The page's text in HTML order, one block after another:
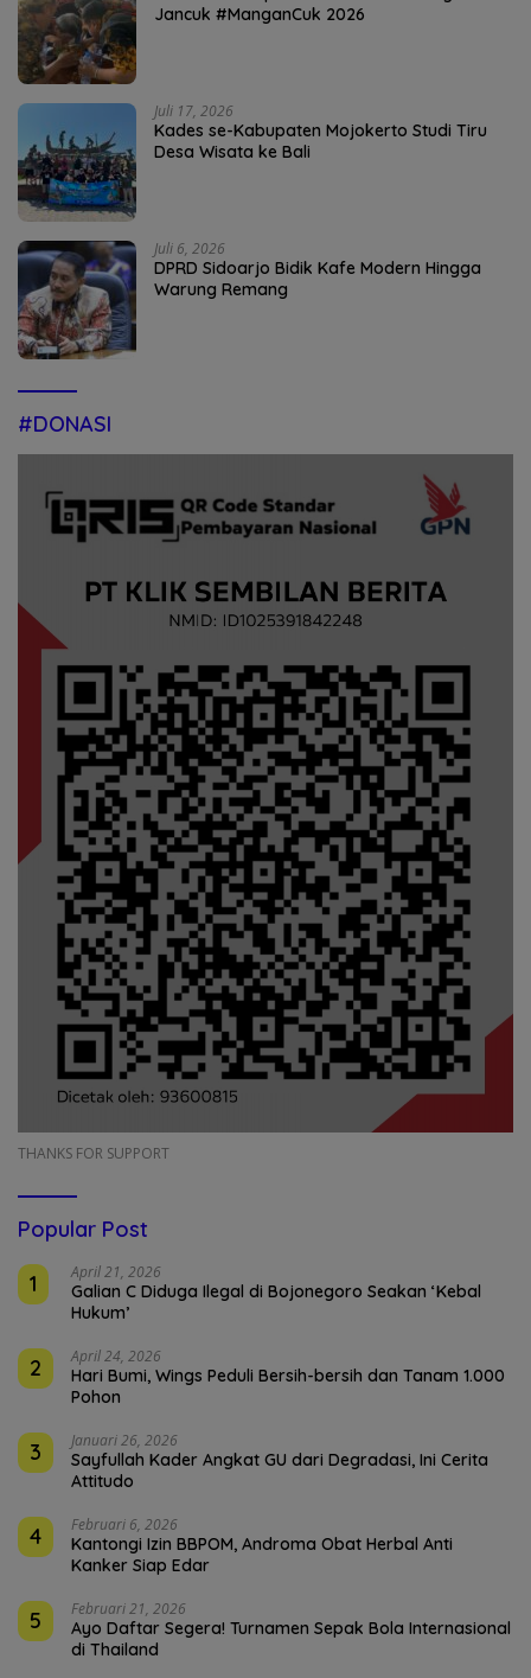
Jancuk #ManganCuk 2026
Juli 17, 2026
Kades se-Kabupaten Mojokerto Studi Tiru
Desa Wisata ke Bali
Juli 6, 2026
DPRD Sidoarjo Bidik Kafe Modern Hingga
Warung Remang
#DONASI
THANKS FOR SUPPORT
Popular Post
1
April 21, 2026
Galian C Diduga Ilegal di Bojonegoro Seakan ‘Kebal
Hukum’
2 April 24, 2026
Hari Bumi, Wings Peduli Bersih-bersih dan Tanam 1.000
Pohon
3 Januari 26, 2026
Sayfullah Kader Angkat GU dari Degradasi, Ini Cerita
Attitudo
4 Februari 6, 2026
Kantongi Izin BBPOM, Androma Obat Herbal Anti
Kanker Siap Edar
5 Februari 21, 2026
Ayo Daftar Segera! Turnamen Sepak Bola Internasional
di Thailand